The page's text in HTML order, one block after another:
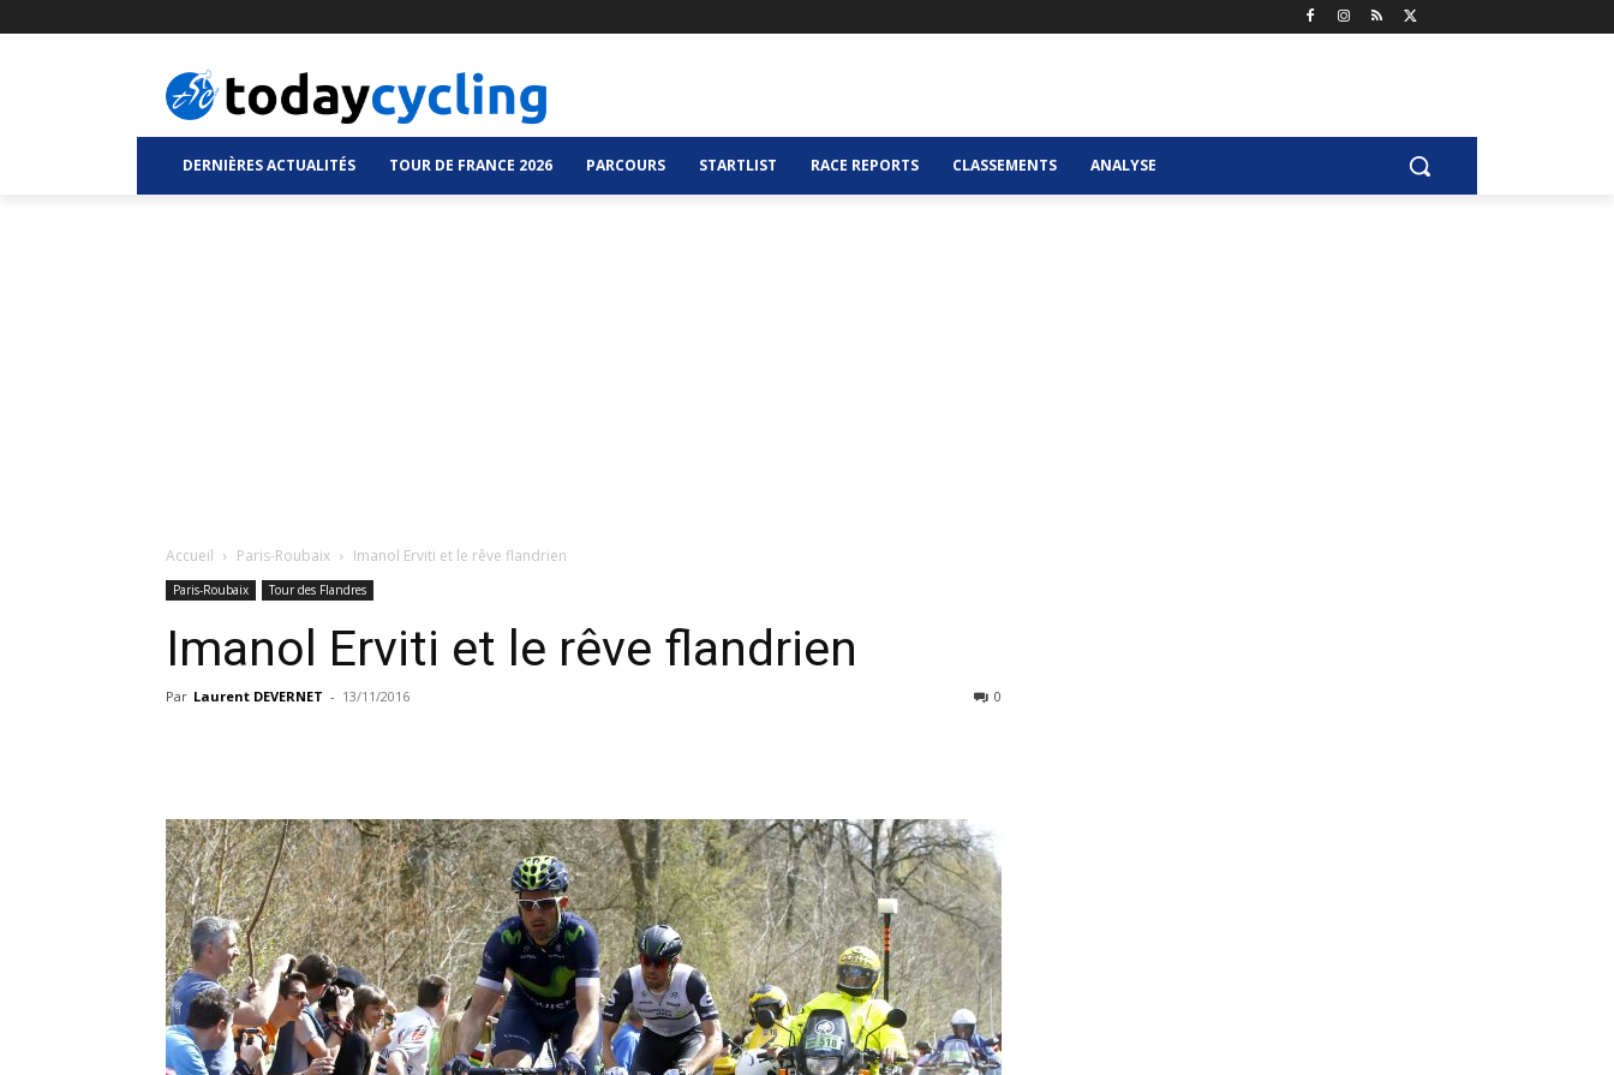
DERNIÈRES ACTUALITÉS TOUR DE FRANCE 2026 PARCOURS STARTLIST RACE REPORTS CLASSEMENTS ANALYSE
Accueil Paris-Roubaix Imanol Erviti et le rêve flandrien
Paris-Roubaix Tour des Flandres
Imanol Erviti et le rêve flandrien
Par Laurent DEVERNET - 13/11/2016 0